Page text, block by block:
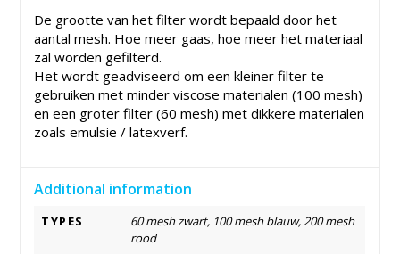
De grootte van het filter wordt bepaald door het
aantal mesh. Hoe meer gaas, hoe meer het materiaal
zal worden gefilterd.
Het wordt geadviseerd om een ​​kleiner filter te
gebruiken met minder viscose materialen (100 mesh)
en een groter filter (60 mesh) met dikkere materialen
zoals emulsie / latexverf.
Additional information
TYPES
60 mesh zwart, 100 mesh blauw, 200 mesh
rood